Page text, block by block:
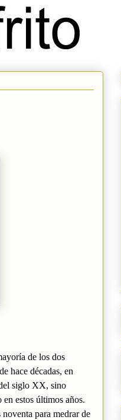
de los dos
hace décadas, en
siglo XX, sino
estos últimos años.
para medrar de